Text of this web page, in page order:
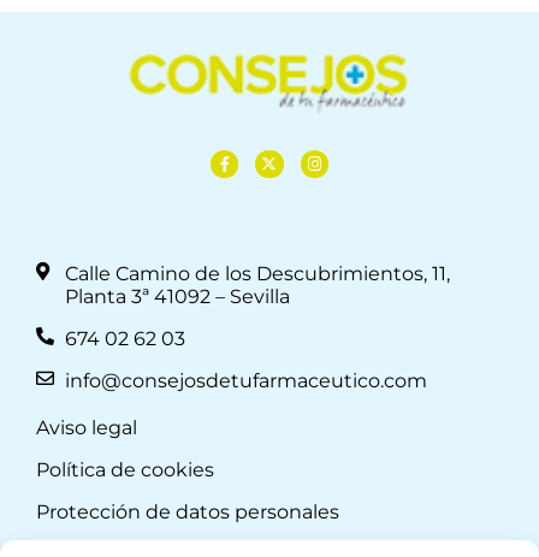
Calle Camino de los Descubrimientos, 11,
Planta 3ª 41092 – Sevilla
674 02 62 03
info@consejosdetufarmaceutico.com
Aviso legal
Política de cookies
Protección de datos personales